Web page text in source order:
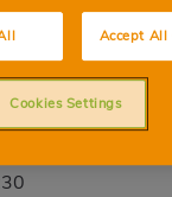
Accept All
Cookies Settings